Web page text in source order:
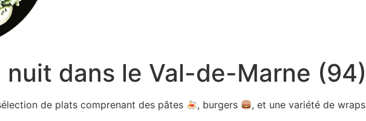
nuit dans le Val-de-Marne (94)
de plats comprenant des pâtes , burgers , et une variété de wraps